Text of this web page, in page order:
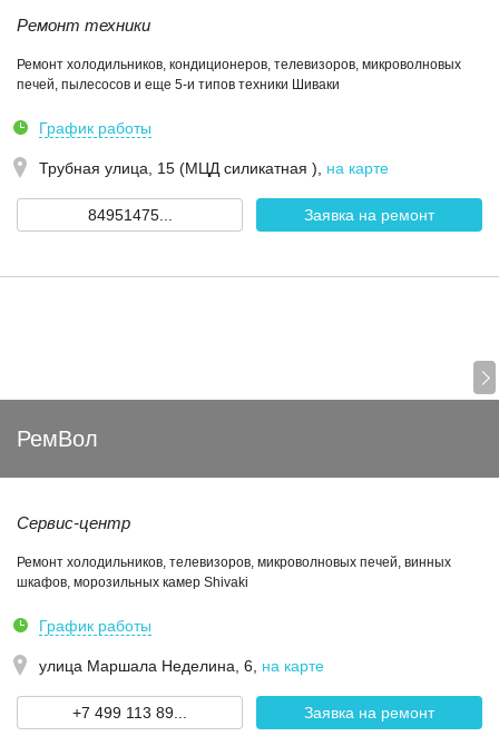
Ремонт техники
Ремонт холодильников, кондиционеров, телевизоров, микроволновых
печей, пылесосов и еще 5-и типов техники Шиваки
График работы
Трубная улица, 15 (МЦД силикатная ) на карте
84951475... Заявка на ремонт
РемВол
Сервис-центр
Ремонт холодильников, телевизоров, микроволновых печей, винных
шкафов, морозильных камер Shivaki
График работы
улица Маршала Неделина, 6 на карте
+7 499 113 89... Заявка на ремонт